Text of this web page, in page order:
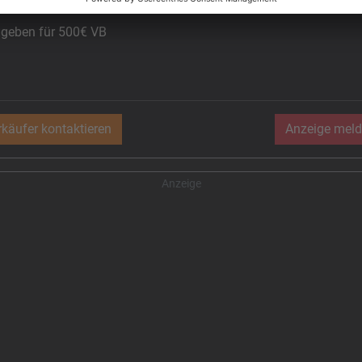
für 500€ VB
kontaktieren Anzeige
Anzeige